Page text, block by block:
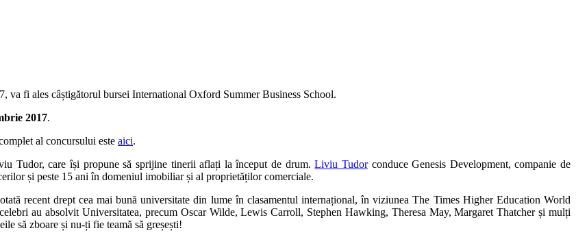
va fi ales câștigătorul bursei International Oxford Summer Business School.
2017.
al concursului este aici.
Tudor, care își propune să sprijine tinerii aflați la început de drum.Liviu Tudorconduce Genesis Development, companie de
și peste 15 ani în domeniul imobiliar și al proprietăților comerciale.
recent drept cea mai bună universitate din lume în clasamentul internațional, în viziunea The Times Higher Education World
au absolvit Universitatea, precum Oscar Wilde, Lewis Carroll, Stephen Hawking, Theresa May, Margaret Thatcher și mulți
să zboare și nu-ți fie teamă să greșești!